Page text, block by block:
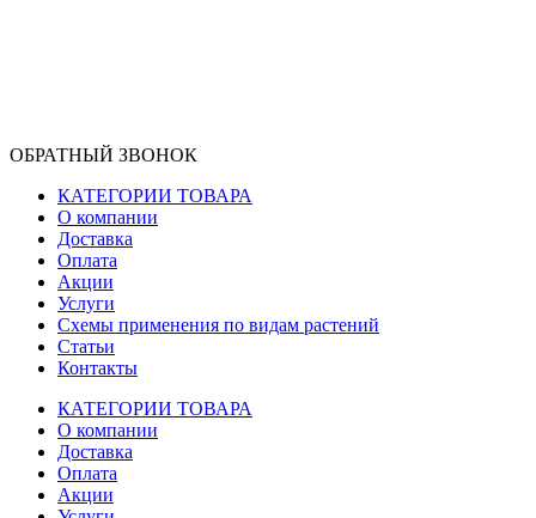
ОБРАТНЫЙ ЗВОНОК
КАТЕГОРИИ ТОВАРА
О компании
Доставка
Оплата
Акции
Услуги
Схемы применения по видам растений
Статьи
Контакты
КАТЕГОРИИ ТОВАРА
О компании
Доставка
Оплата
Акции